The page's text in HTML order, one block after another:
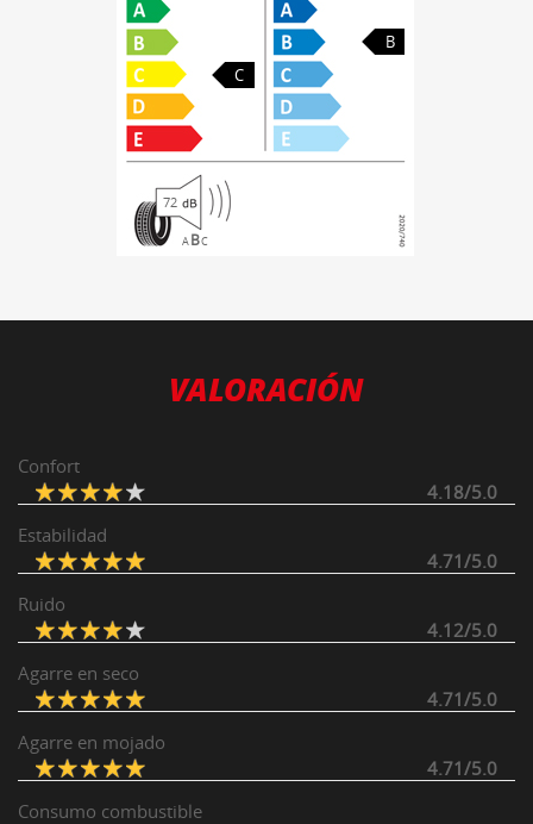
C
B
72
A BC
VALORACIÓN
Confort
4.18/5.0
Estabilidad
4.71/5.0
Ruido
4.12/5.0
Agarre en seco
4.71/5.0
Agarre en mojado
4.71/5.0
Consumo combustible